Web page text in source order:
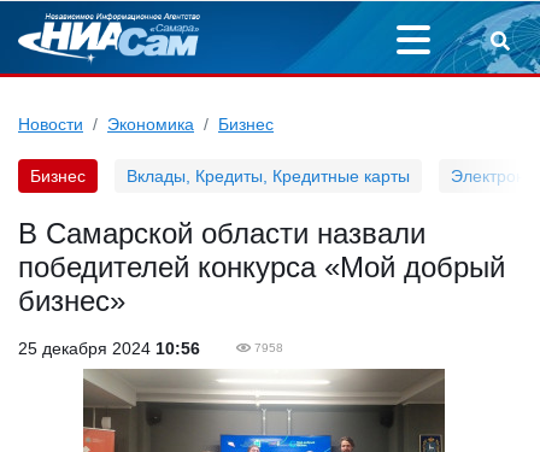
Новости Экономика Бизнес
Бизнес Вклады, Кредиты, Кредитные карты
В Самарской области назвали
победителей конкурса «Мой добрый
бизнес»
25 декабря 2024 10:56 7958